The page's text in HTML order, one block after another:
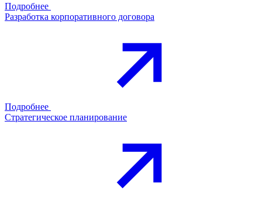
Подробнее
Разработка корпоративного договора
Подробнее
Стратегическое планирование